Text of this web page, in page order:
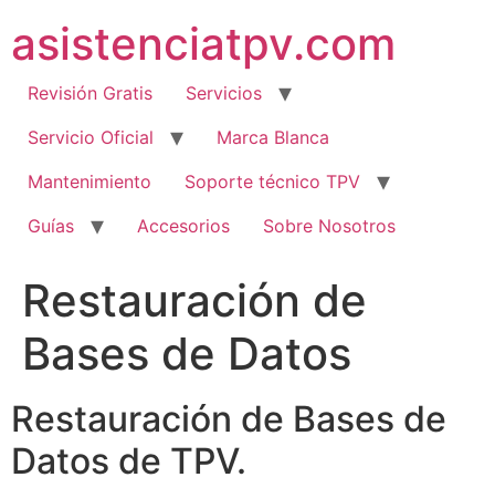
contenido
asistenciatpv.com
Revisión Gratis
Servicios
Servicio Oficial
Marca Blanca
Mantenimiento
Soporte técnico TPV
Guías
Accesorios Sobre Nosotros
Restauración de
Bases de Datos
Restauración de Bases de
Datos de TPV.